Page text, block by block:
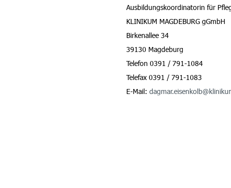
Ausbildungskoordinatorin für
KLINIKUM MAGDEBURG gGmbH
Birkenallee 34
39130 Magdeburg
Telefon 0391 / 791-1084
Telefax 0391 / 791-1083
E-Mail: